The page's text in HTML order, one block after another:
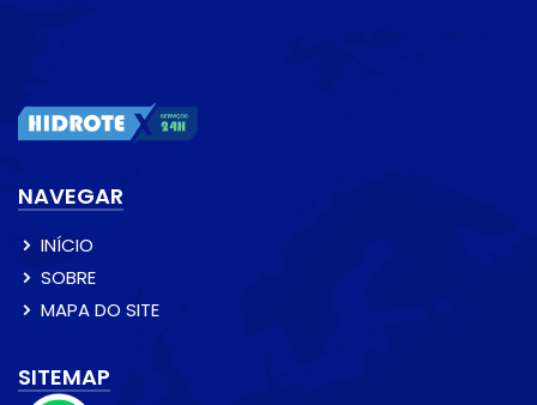
NAVEGAR
INÍCIO
SOBRE
MAPA DO SITE
SITEMAP